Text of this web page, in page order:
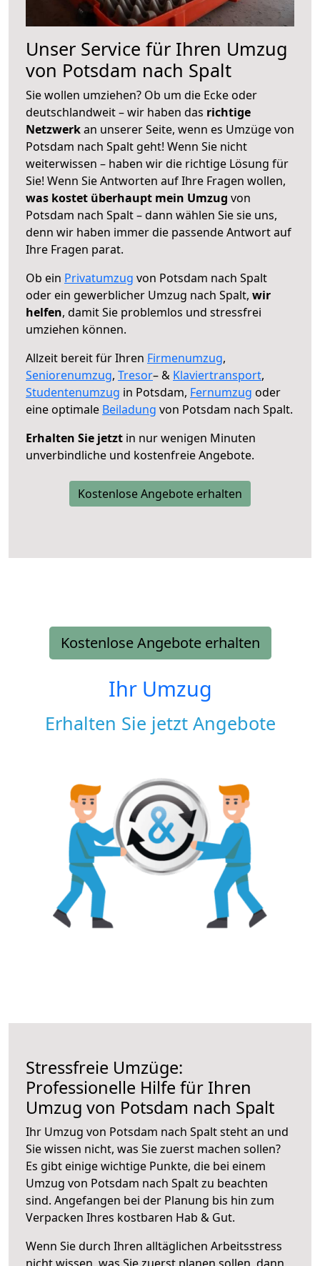
Unser Service für Ihren Umzug
von Potsdam nach Spalt
Sie wollen umziehen? Ob um die Ecke oder
deutschlandweit – wir haben das richtige
Netzwerkan unserer Seite, wenn es Umzüge von
Potsdam nach Spalt geht! Wenn Sie nicht
weiterwissen – haben wir die richtige Lösung für
Sie! Wenn Sie Antworten auf Ihre Fragen wollen,
was kostet überhaupt mein Umzug von
Potsdam nach Spalt – dann wählen Sie sie uns,
denn wir haben immer die passende Antwort auf
Ihre Fragen parat.
Ob ein Privatumzug von Potsdam nach Spalt
oder ein gewerblicher Umzug nach Spalt, wir
helfen, damit Sie problemlos und stressfrei
umziehen können.
Allzeit bereit für Ihren Firmenumzug,
Seniorenumzug, Tresor– & Klaviertransport,
Studentenumzug in Potsdam, Fernumzug oder
eine optimale Beiladung von Potsdam nach Spalt.
Erhalten Sie jetzt in nur wenigen Minuten
unverbindliche und kostenfreie Angebote.
Kostenlose Angebote erhalten
Kostenlose Angebote erhalten
Ihr Umzug
Erhalten Sie jetzt Angebote
Stressfreie Umzüge:
Professionelle Hilfe für Ihren
Umzug von Potsdam nach Spalt
Ihr Umzug von Potsdam nach Spalt steht an und
Sie wissen nicht, was Sie zuerst machen sollen?
Es gibt einige wichtige Punkte, die bei einem
Umzug von Potsdam nach Spalt zu beachten
sind. Angefangen bei der Planung bis hin zum
Verpacken Ihres kostbaren Hab & Gut.
Wenn Sie durch Ihren alltäglichen Arbeitsstress